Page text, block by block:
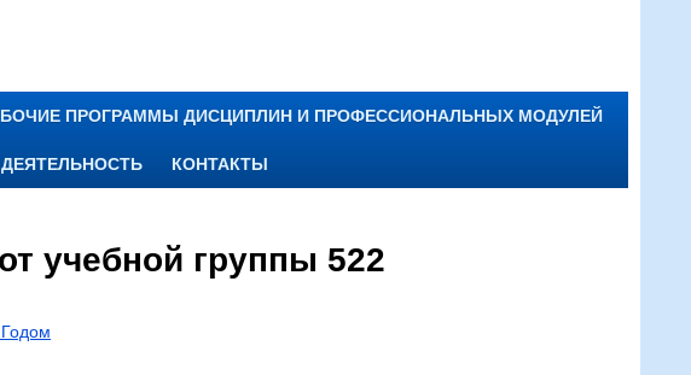
ПРОГРАММЫ ДИСЦИПЛИН И ПРОФЕССИОНАЛЬНЫХ МОДУЛЕЙ
КОНТАКТЫ
учебной группы 522